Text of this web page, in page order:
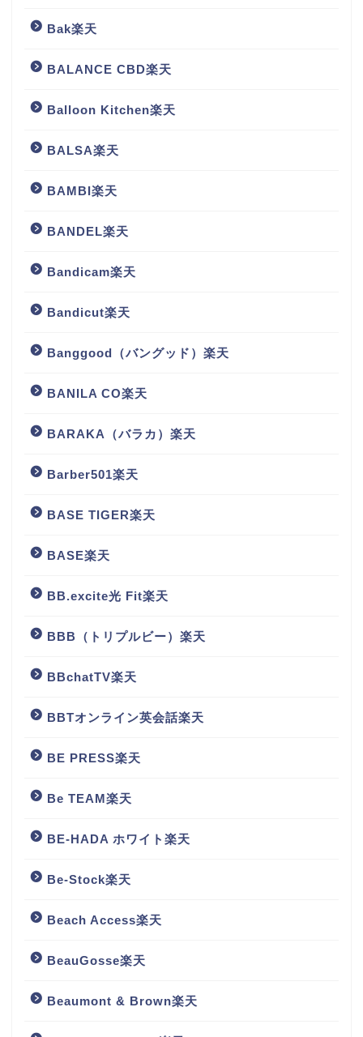
Bak楽天
BALANCE CBD楽天
Balloon Kitchen楽天
BALSA楽天
BAMBI楽天
BANDEL楽天
Bandicam楽天
Bandicut楽天
Banggood（バングッド）楽天
BANILA CO楽天
BARAKA（バラカ）楽天
Barber501楽天
BASE TIGER楽天
BASE楽天
BB.excite光 Fit楽天
BBB（トリプルビー）楽天
BBchatTV楽天
BBTオンライン英会話楽天
BE PRESS楽天
Be TEAM楽天
BE-HADA ホワイト楽天
Be-Stock楽天
Beach Access楽天
BeauGosse楽天
Beaumont & Brown楽天